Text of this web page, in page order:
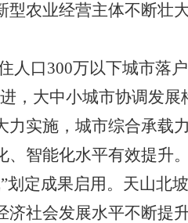
型农业经营主体不断壮
人口300万以下城市落
，大中小城市协调发展
实施，城市综合承载
智能化水平有效提升。
”划定成果启用。 天山北
济社会发展水平不断提升